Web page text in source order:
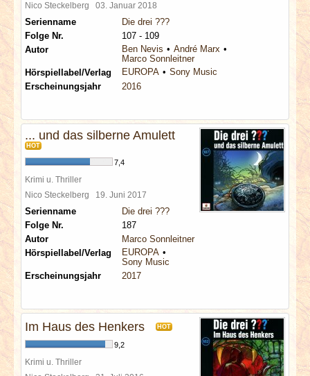
Nico Steckelberg 03. Januar 2018
Serienname
Die drei ???
Folge Nr.
107 - 109
Autor
Ben Nevis
André Marx
Marco Sonnleitner
Hörspiellabel/Verlag
EUROPA
Sony Music
Erscheinungsjahr
2016
... und das silberne Amulett
HOT
7,4
Krimi u. Thriller
Nico Steckelberg 19. Juni 2017
Serienname
Die drei ???
Folge Nr.
187
Autor
Marco Sonnleitner
Hörspiellabel/Verlag
EUROPA
Sony Music
Erscheinungsjahr
2017
Im Haus des Henkers HOT
9,2
Krimi u. Thriller